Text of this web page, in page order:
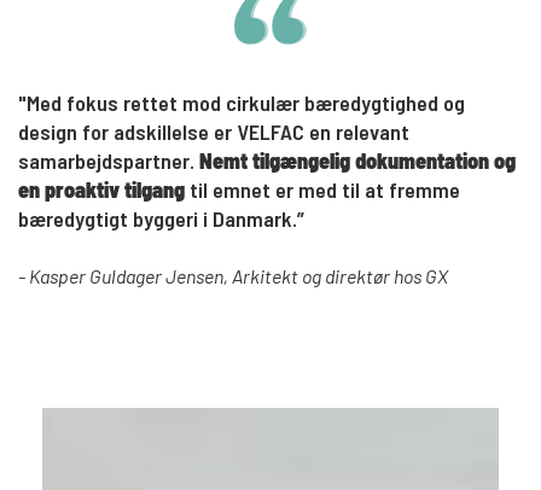
"Med fokus rettet mod cirkulær bæredygtighed og
design for adskillelse er VELFAC en relevant
samarbejdspartner. Nemt tilgængelig dokumentation og
en proaktiv tilgang til emnet er med til at fremme
bæredygtigt byggeri i Danmark.”
- Kasper Guldager Jensen, Arkitekt og direktør hos GX